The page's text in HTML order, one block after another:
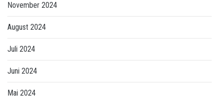
November 2024
August 2024
Juli 2024
Juni 2024
Mai 2024